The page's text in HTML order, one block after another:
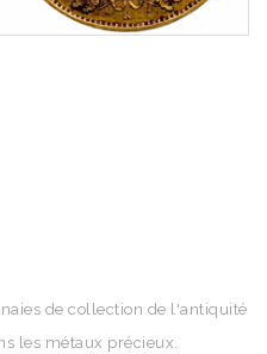
de collection de l'antiquité
les métaux précieux.